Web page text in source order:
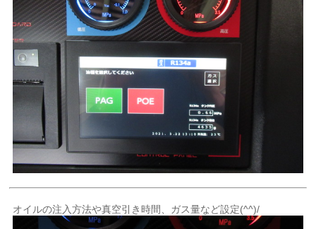
オイルの注入方法や真空引き時間、ガス量など設定(^^)/